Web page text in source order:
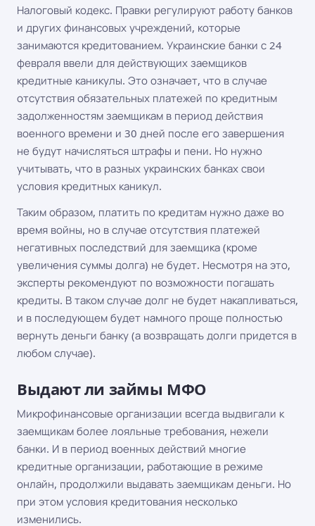
Налоговый кодекс. Правки регулируют работу банков
и других финансовых учреждений, которые
занимаются кредитованием. Украинские банки с 24
февраля ввели для действующих заемщиков
кредитные каникулы. Это означает, что в случае
отсутствия обязательных платежей по кредитным
задолженностям заемщикам в период действия
военного времени и 30 дней после его завершения
не будут начисляться штрафы и пени. Но нужно
учитывать, что в разных украинских банках свои
условия кредитных каникул.
Таким образом, платить по кредитам нужно даже во
время войны, но в случае отсутствия платежей
негативных последствий для заемщика (кроме
увеличения суммы долга) не будет. Несмотря на это,
эксперты рекомендуют по возможности погашать
кредиты. В таком случае долг не будет накапливаться,
и в последующем будет намного проще полностью
вернуть деньги банку (а возвращать долги придется в
любом случае).
Выдают ли займы МФО
Микрофинансовые организации всегда выдвигали к
заемщикам более лояльные требования, нежели
банки. И в период военных действий многие
кредитные организации, работающие в режиме
онлайн, продолжили выдавать заемщикам деньги. Но
при этом условия кредитования несколько
изменились.